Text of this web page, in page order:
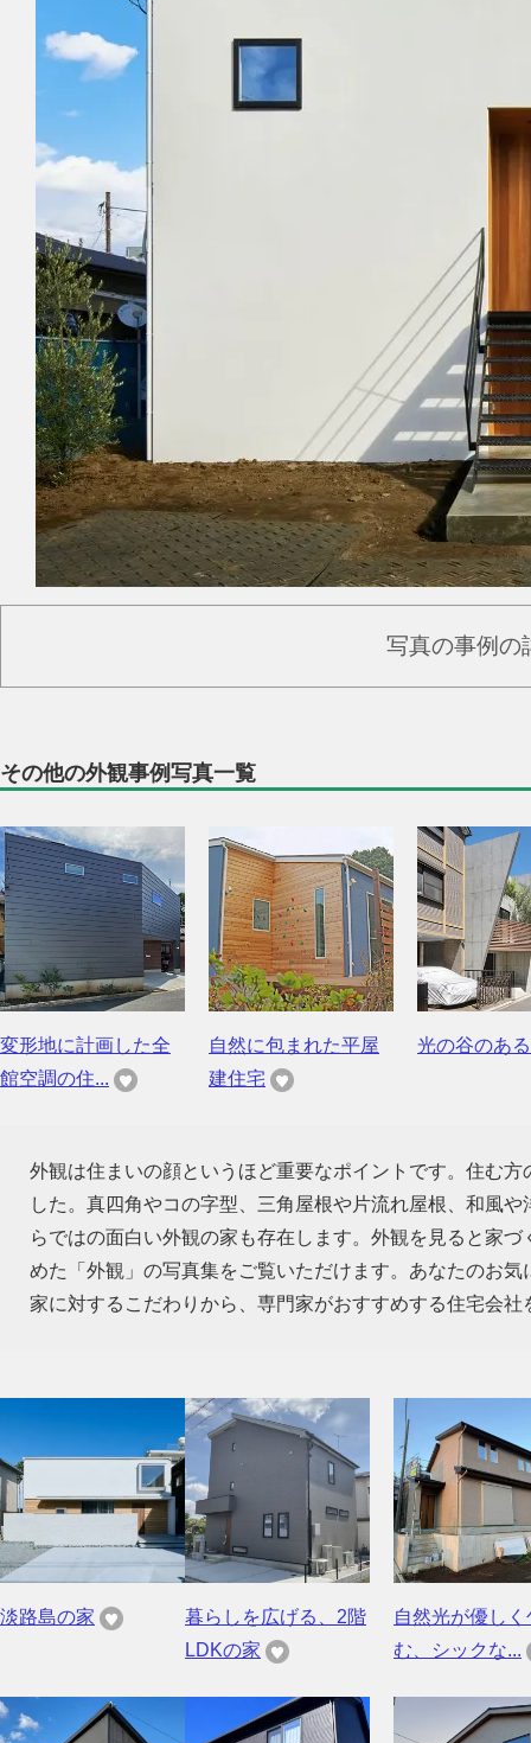
写真の事例の
その他の外観事例写真一覧
変形地に計画した全
館空調の住...
自然に包まれた平屋
建住宅
光の谷のあ
外観は住まいの顔というほど重要なポイントです。住む
した。真四角やコの字型、三角屋根や片流れ屋根、和風
らではの面白い外観の家も存在します。外観を見ると家
めた「外観」の写真集をご覧いただけます。あなたのお
家に対するこだわりから、専門家がおすすめする住宅会社
淡路島の家
暮らしを広げる、2階
LDKの家
自然光が優しく
む、シックな...